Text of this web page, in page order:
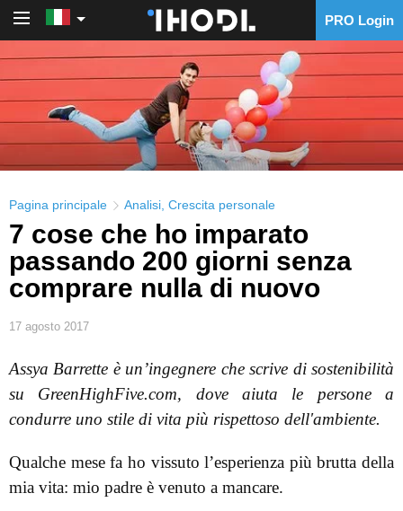
PRO Login
Pagina principale Analisi Crescita personale
7 cose che ho imparato
passando 200 giorni senza
comprare nulla di nuovo
17 agosto 2017
Assya Barrette è un’ingegnere che scrive di sostenibilità
su GreenHighFive.com, dove aiuta le persone a
condurre uno stile di vita più rispettoso dell'ambiente.
Qualche mese fa ho vissuto l’esperienza più brutta della
mia vita: mio padre è venuto a mancare.